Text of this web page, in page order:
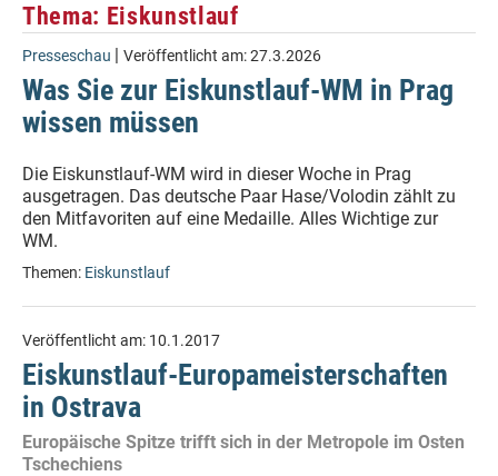
Thema: Eiskunstlauf
Presseschau | Veröffentlicht am:27.3.2026
Was Sie zur Eiskunstlauf-WM in Prag
wissen müssen
Die Eiskunstlauf-WM wird in dieser Woche in Prag
ausgetragen. Das deutsche Paar Hase/Volodin zählt zu
den Mitfavoriten auf eine Medaille. Alles Wichtige zur
WM.
Themen: Eiskunstlauf
Veröffentlicht am: 10.1.2017
Eiskunstlauf-Europameisterschaften
in Ostrava
Europäische Spitze trifft sich in der Metropole im Osten
Tschechiens